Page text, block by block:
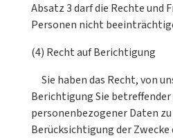
Absatz 3 darf die Rechte und
Personen nicht
(4) Recht auf Berichtigung
Sie haben das Recht, von
Berichtigung Sie
personenbezogener Daten
Berücksichtigung der